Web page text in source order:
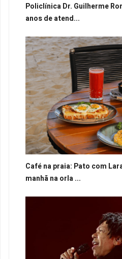
Policlínica Dr. Guilherme
anos de atend...
Café na praia: Pato com
manhã na orla ...